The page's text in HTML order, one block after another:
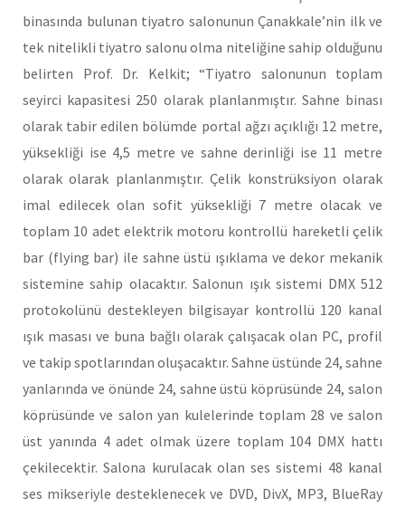
binasında bulunan tiyatro salonunun Çanakkale’nin ilk ve
tek nitelikli tiyatro salonu olma niteliğine sahip olduğunu
belirten Prof. Dr. Kelkit; “Tiyatro salonunun toplam
seyirci kapasitesi 250 olarak planlanmıştır. Sahne binası
olarak tabir edilen bölümde portal ağzı açıklığı 12 metre,
yüksekliği ise 4,5 metre ve sahne derinliği ise 11 metre
olarak olarak planlanmıştır. Çelik konstrüksiyon olarak
imal edilecek olan sofit yüksekliği 7 metre olacak ve
toplam 10 adet elektrik motoru kontrollü hareketli çelik
bar (flying bar) ile sahne üstü ışıklama ve dekor mekanik
sistemine sahip olacaktır. Salonun ışık sistemi DMX 512
protokolünü destekleyen bilgisayar kontrollü 120 kanal
ışık masası ve buna bağlı olarak çalışacak olan PC, profil
ve takip spotlarından oluşacaktır. Sahne üstünde 24, sahne
yanlarında ve önünde 24, sahne üstü köprüsünde 24, salon
köprüsünde ve salon yan kulelerinde toplam 28 ve salon
üst yanında 4 adet olmak üzere toplam 104 DMX hattı
çekilecektir. Salona kurulacak olan ses sistemi 48 kanal
ses mikseriyle desteklenecek ve DVD, DivX, MP3, BlueRay